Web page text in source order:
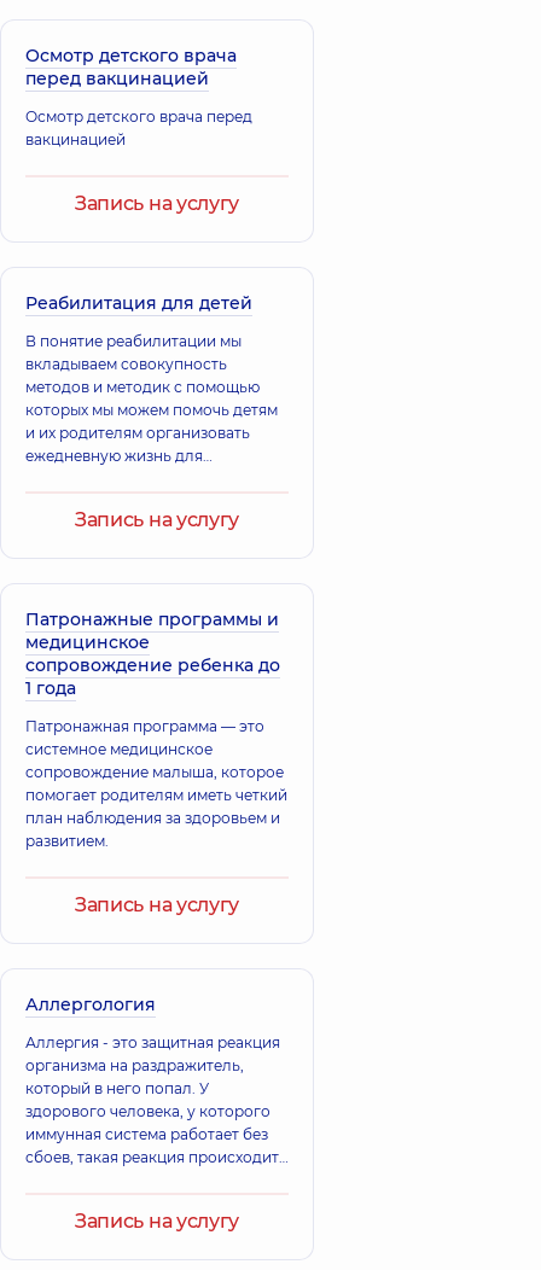
Осмотр детского врача
перед вакцинацией
Осмотр детского врача перед
вакцинацией
Запись на услугу
Реабилитация для детей
В понятие реабилитации мы
вкладываем совокупность
методов и методик с помощью
которых мы можем помочь детям
и их родителям организовать
ежедневную жизнь для
направленных на улучшение
Запись на услугу
Патронажные программы и
медицинское
сопровождение ребенка до
1 года
Патронажная программа — это
системное медицинское
сопровождение малыша, которое
помогает родителям иметь четкий
план наблюдения за здоровьем и
развитием.
Запись на услугу
Аллергология
Аллергия - это защитная реакция
организма на раздражитель,
который в него попал. У
здорового человека, у которого
иммунная система работает без
сбоев, такая реакция происходит
Запись на услугу